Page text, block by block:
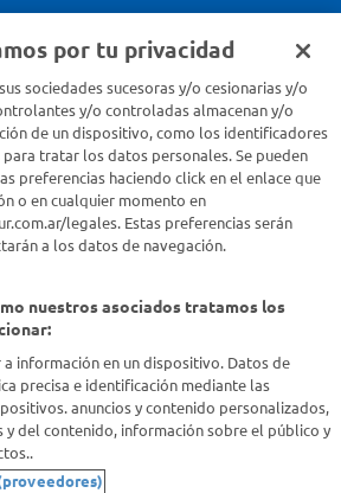
Comunicate con nosotros acá
por tu privacidad
sociedades sucesoras y/o cesionarias y/o
y/o controladas almacenan y/o
de un dispositivo, como los identificadores
para tratar los datos personales. Se pueden
preferencias haciendo click en el enlace que
o en cualquier momento en
legales. Estas preferencias serán
a los datos de navegación.
nuestros asociados tratamos los
a información en un dispositivo. Datos de
precisa e identificación mediante las
anuncios y contenido personalizados,
y del contenido, información sobre el público y